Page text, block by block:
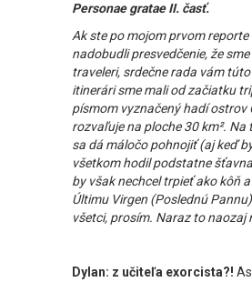
Personae gratae II. časť.
Ak ste po mojom prvom reporte
nadobudli presvedčenie, že
traveleri, srdečne rada vám
itinerári sme mali od začiatku
písmom vyznačený hadí ostrov
rozvaľuje na ploche 30 km². Na
sa dá máločo pohnojiť (aj keď
všetkom hodil podstatne
by však nechcel trpieť ako kôň
Últimu Virgen (Poslednú
všetci, prosím. Naraz to naozaj
Dylan: z učiteľa exorcista?!